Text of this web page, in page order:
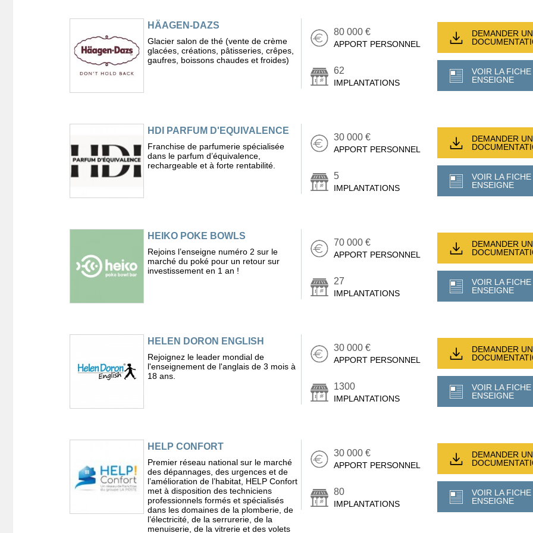
HÄAGEN-DAZS
Glacier salon de thé (vente de crème
glacées, créations, pâtisseries, crêpes,
gaufres, boissons chaudes et froides)
80 000 €
APPORT PERSONNEL
62
IMPLANTATIONS
DEMANDER
VOIR LA FICHE
ENSEIGNE
HDI PARFUM D'EQUIVALENCE
Franchise de parfumerie spécialisée
dans le parfum d’équivalence,
rechargeable et à forte rentabilité.
30 000 €
APPORT PERSONNEL
5
IMPLANTATIONS
DEMANDER
VOIR LA FICHE
ENSEIGNE
HEIKO POKE BOWLS
Rejoins l’enseigne numéro 2 sur le
marché du poké pour un retour sur
investissement en 1 an !
70 000 €
APPORT PERSONNEL
27
IMPLANTATIONS
DEMANDER
VOIR LA FICHE
ENSEIGNE
HELEN DORON ENGLISH
Rejoignez le leader mondial de
l'enseignement de l'anglais de 3 mois à
18 ans.
30 000 €
APPORT PERSONNEL
1300
IMPLANTATIONS
DEMANDER
VOIR LA FICHE
ENSEIGNE
HELP CONFORT
Premier réseau national sur le marché
des dépannages, des urgences et de
l’amélioration de l’habitat, HELP Confort
met à disposition des techniciens
professionnels formés et spécialisés
dans les domaines de la plomberie, de
l’électricité, de la serrurerie, de la
menuiserie, de la vitrerie et des volets
30 000 €
APPORT PERSONNEL
80
IMPLANTATIONS
DEMANDER
VOIR LA FICHE
ENSEIGNE